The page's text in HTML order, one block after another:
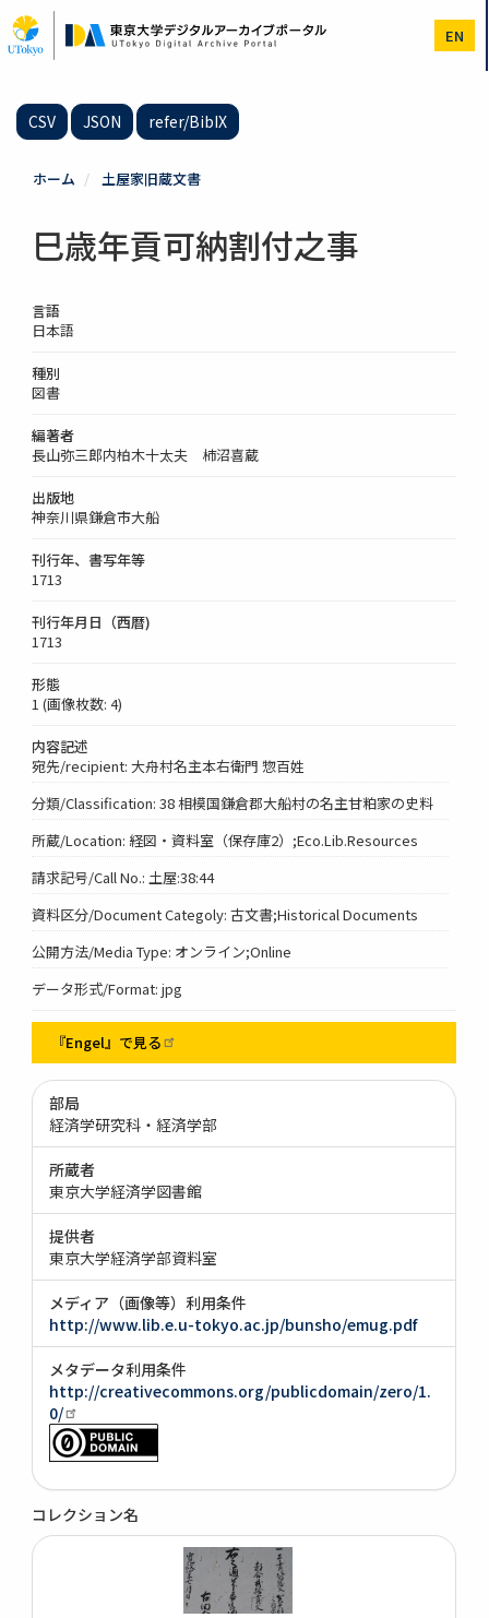
イ
ン
EN
CSV JSON refer/BibIX
ホーム 土屋家旧蔵文書
巳歳年貢可納割付之事
言語
日本語
種別
図書
編著者
長山弥三郎内柏木十太夫 柿沼喜蔵
出版地
神奈川県鎌倉市大船
刊行年、書写年等
1713
刊行年月日（西暦)
1713
形態
1 (画像枚数: 4)
内容記述
宛先/recipient: 大舟村名主本右衛門 惣百姓
分類/Classification: 38 相模国鎌倉郡大船村の名主甘粕家の史料
所蔵/Location: 経図・資料室（保存庫2）;Eco.Lib.Resources
請求記号/Call No.: 土屋:38:44
資料区分/Document Categoly: 古文書;Historical Documents
公開方法/Media Type: オンライン;Online
データ形式/Format: jpg
『Engel』で見る
部局
経済学研究科・経済学部
所蔵者
東京大学経済学図書館
提供者
東京大学経済学部資料室
メディア（画像等）利用条件
http://www.lib.e.u-tokyo.ac.jp/bunsho/emug.pdf
メタデータ利用条件
http://creativecommons.org/publicdomain/zero/1.
0/
コレクション名